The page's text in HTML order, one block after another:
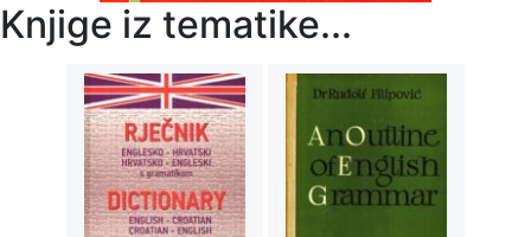
Knjige iz tematike...